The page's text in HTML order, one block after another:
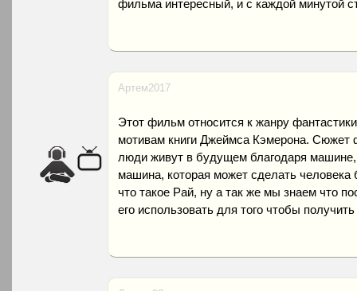
фильма интересный, и с каждой минутой
Артем2017
Этот фильм относится к жанру
мотивам книги Джеймса Кэмерона.
люди живут в будущем благодаря машине,
машина, которая может сделать
что такое Рай, ну а так же мы знаем что
его использовать для того чтобы